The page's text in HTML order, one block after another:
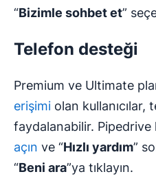
“Bizimle sohbet et”
Telefon desteği
Premium ve Ultimate
erişimi olan
faydalanabilir. Pipedrive
açın ve “Hızlı yardım”
“Beni ara”ya tıklayın.